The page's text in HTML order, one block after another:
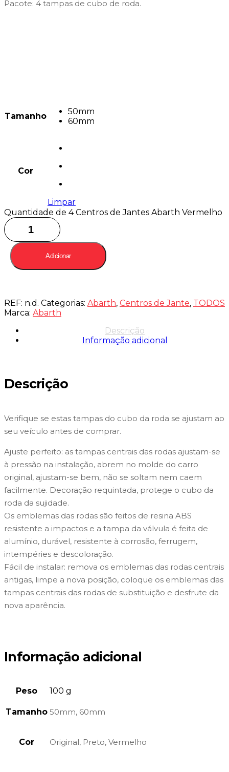
Pacote: 4 tampas de cubo de roda.
Tamanho
50mm
60mm
Cor
Limpar
Quantidade de 4 Centros de Jantes Abarth Vermelho
Adicionar
REF: n.d. Categorias: Abarth, Centros de Jante, TODOS
Marca: Abarth
Descrição
Informação adicional
Descrição
Verifique se estas tampas do cubo da roda se ajustam ao
seu veículo antes de comprar.
Ajuste perfeito: as tampas centrais das rodas ajustam-se
à pressão na instalação, abrem no molde do carro
original, ajustam-se bem, não se soltam nem caem
facilmente. Decoração requintada, protege o cubo da
roda da sujidade.
Os emblemas das rodas são feitos de resina ABS
resistente a impactos e a tampa da válvula é feita de
alumínio, durável, resistente à corrosão, ferrugem,
intempéries e descoloração.
Fácil de instalar: remova os emblemas das rodas centrais
antigas, limpe a nova posição, coloque os emblemas das
tampas centrais das rodas de substituição e desfrute da
nova aparência.
Informação adicional
Peso 100 g
Tamanho 50mm, 60mm
Cor Original, Preto, Vermelho